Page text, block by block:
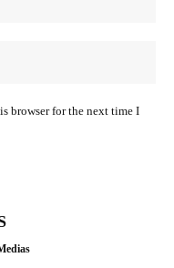
browser for the next time I